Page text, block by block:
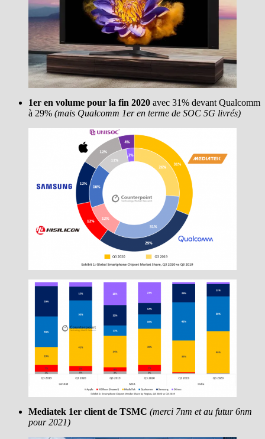
1er en volume pour la fin 2020 avec 31% devant Qualcomm
à 29% (mais Qualcomm 1er en terme de SOC 5G livrés)
Mediatek 1er client de TSMC (merci 7nm et au futur 6nm
pour 2021)